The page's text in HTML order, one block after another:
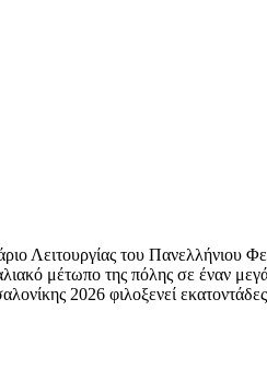
Λειτουργίας του Πανελλήνιου
μέτωπο της πόλης σε έναν
2026 φιλοξενεί